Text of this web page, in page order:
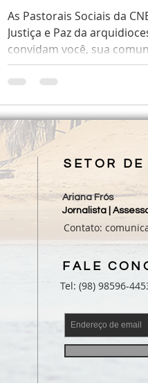
As Pastorais Sociais da
Justiça e Paz da
convidam você, sua
SETOR DE
Contato:
Ariana Frós
Jornalista |
FALE
Tel: (98) 98596-